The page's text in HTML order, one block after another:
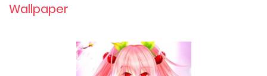
Wallpaper